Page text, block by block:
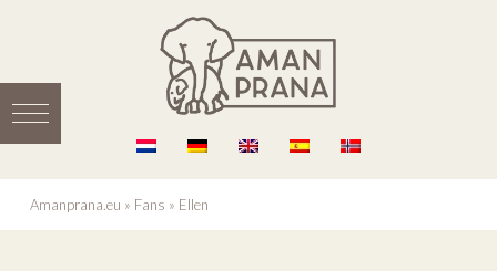
Amanprana.eu » Fans » Ellen